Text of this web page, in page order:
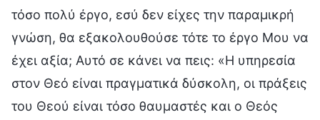
τόσο πολύ έργο, εσύ δεν είχες την παραμικρή
γνώση, θα εξακολουθούσε τότε το έργο Μου να
έχει αξία; Αυτό σε κάνει να πεις: «Η υπηρεσία
στον Θεό είναι πραγματικά δύσκολη, οι πράξεις
του Θεού είναι τόσο θαυμαστές και ο Θεός